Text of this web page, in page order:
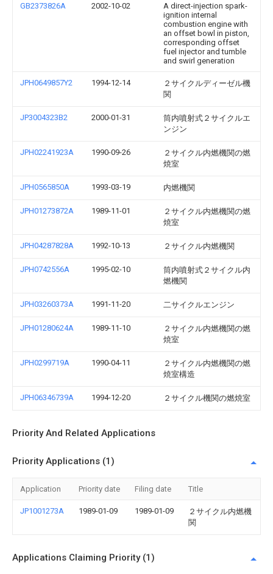
GB2373826A 2002-10-02
A direct-injection spark-
ignition internal
combustion engine with
an offset bowl in piston,
corresponding offset
fuel injector and tumble
and swirl generation
JPH0649857Y2 1994-12-14
２サイクルディーゼル機
関
JP3004323B2 2000-01-31
筒内噴射式２サイクルエ
ンジン
JPH02241923A 1990-09-26
２サイクル内燃機関の燃
焼室
JPH0565850A 1993-03-19 内燃機関
JPH01273872A 1989-11-01
２サイクル内燃機関の燃
焼室
JPH04287828A 1992-10-13 ２サイクル内燃機関
JPH0742556A 1995-02-10
筒内噴射式２サイクル内
燃機関
JPH03260373A 1991-11-20 二サイクルエンジン
JPH01280624A 1989-11-10
２サイクル内燃機関の燃
焼室
JPH0299719A 1990-04-11
２サイクル内燃機関の燃
焼室構造
JPH06346739A 1994-12-20 ２サイクル機関の燃焼室
Priority And Related Applications
Priority Applications (1)
Application Priority date Filing date Title
JP1001273A 1989-01-09 1989-01-09
２サイクル内燃機
関
Applications Claiming Priority (1)